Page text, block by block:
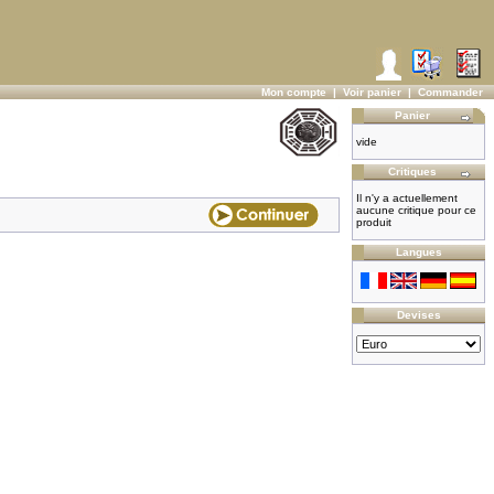
Mon compte|Voir panier|Commander
Panier
vide
Critiques
Il n'y a actuellement
aucune critique pour ce
produit
Langues
Devises